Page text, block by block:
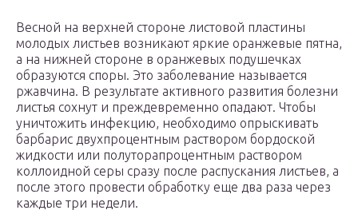
Весной на верхней стороне листовой пластины
молодых листьев возникают яркие оранжевые пятна,
а на нижней стороне в оранжевых подушечках
образуются споры. Это заболевание называется
ржавчина. В результате активного развития болезни
листья сохнут и преждевременно опадают. Чтобы
уничтожить инфекцию, необходимо опрыскивать
барбарис двухпроцентным раствором бордоской
жидкости или полуторапроцентным раствором
коллоидной серы сразу после распускания листьев, а
после этого провести обработку еще два раза через
каждые три недели.